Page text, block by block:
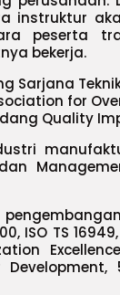
instruktur
peserta
bekerja.
Sarjana
for
Quality
ISO TS